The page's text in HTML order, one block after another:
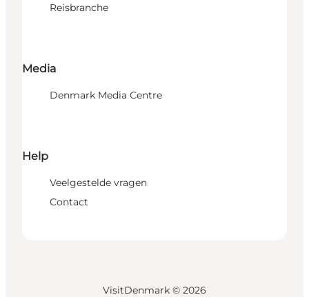
Reisbranche
Media
Denmark Media Centre
Help
Veelgestelde vragen
Contact
VisitDenmark © 2026